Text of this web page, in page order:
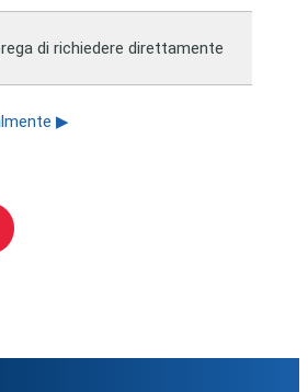
di richiedere direttamente
▶